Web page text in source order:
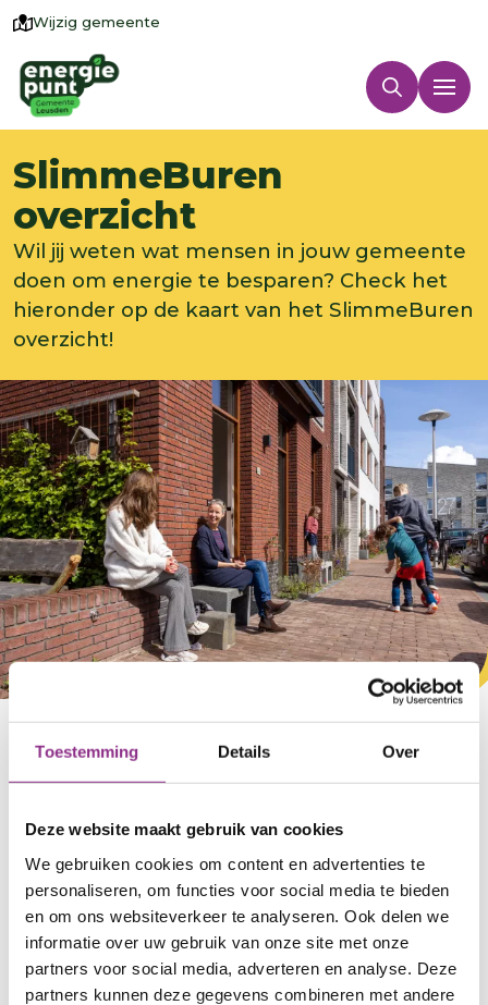
Toestemming Details Over
Deze website maakt gebruik van cookies
We gebruiken cookies om content en advertenties te
personaliseren, om functies voor social media te bieden
en om ons websiteverkeer te analyseren. Ook delen we
informatie over uw gebruik van onze site met onze
partners voor social media, adverteren en analyse. Deze
partners kunnen deze gegevens combineren met andere
Wijzig gemeente
SlimmeBuren
overzicht
Wil jij weten wat mensen in jouw gemeente
doen om energie te besparen? Check het
hieronder op de kaart van het SlimmeBuren
overzicht!
Vind een Slimme Buur
Klik op het icoontje van de SlimmeBuur en zie de
uitgevoerd. En door wie ze dat hebben laten doen
Ben je benieuwd naar hun ervaringen? Klik dan
door naar de site van het SlimmeBuren overzicht.
Daar kun je verder lezen en de SlimmeBuur een
berichtje sturen als je extra vragen hebt!